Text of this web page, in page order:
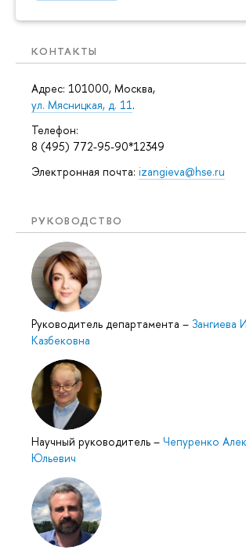
КОНТАКТЫ
Адрес: 101000, Москва,
ул. Мясницкая, д. 11.
Телефон:
8 (495) 772-95-90*12349
Электронная почта: izangieva@hse.ru
РУКОВОДСТВО
Руководитель департамента – Зангиева
Казбековна
Научный руководитель – Чепуренко
Юльевич